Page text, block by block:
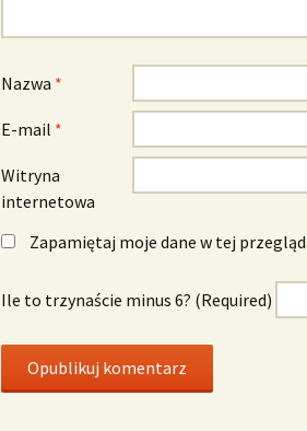
Nazwa *
E-mail *
Witryna
internetowa
Zapamiętaj moje dane w tej
Ile to trzynaście minus 6? (Required)